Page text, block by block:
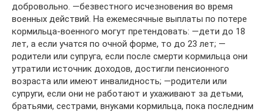
добровольно. —безвестного исчезновения во время
военных действий. На ежемесячные выплаты по потере
кормильца-военного могут претендовать: —дети до 18
лет, а если учатся по очной форме, то до 23 лет; —
родители или супруга, если после смерти кормильца они
утратили источник доходов, достигли пенсионного
возраста или имеют инвалидность; —родители или
супруги, если они не работают и ухаживают за детьми,
братьями, сестрами, внуками кормильца, пока последним